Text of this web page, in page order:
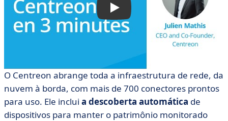
O Centreon abrange toda a infraestrutura de rede, da
nuvem à borda, com mais de 700 conectores prontos
para uso. Ele inclui a descoberta automática de
dispositivos para manter o patrimônio monitorado